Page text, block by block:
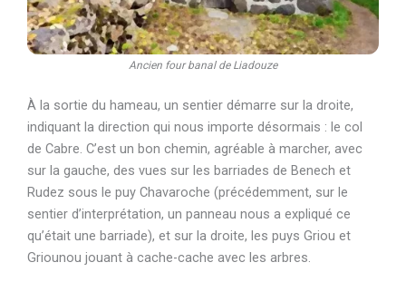
Ancien four banal de Liadouze
À la sortie du hameau, un sentier démarre sur la droite,
indiquant la direction qui nous importe désormais : le col
de Cabre. C’est un bon chemin, agréable à marcher, avec
sur la gauche, des vues sur les barriades de Benech et
Rudez sous le puy Chavaroche (précédemment, sur le
sentier d’interprétation, un panneau nous a expliqué ce
qu’était une barriade), et sur la droite, les puys Griou et
Griounou jouant à cache-cache avec les arbres.